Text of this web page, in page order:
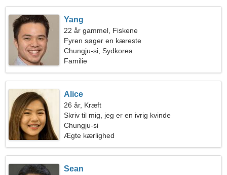
Yang
22 år gammel, Fiskene
Fyren søger en kæreste
Chungju-si, Sydkorea
Familie
Alice
26 år, Kræft
Skriv til mig, jeg er en ivrig kvinde
Chungju-si
Ægte kærlighed
Sean